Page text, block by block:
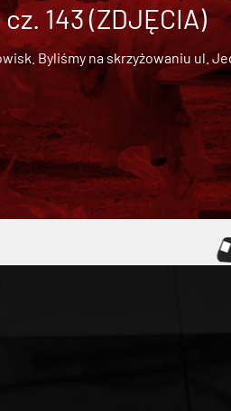
143 (ZDJĘCIA)
Byliśmy na skrzyżowaniu ul.